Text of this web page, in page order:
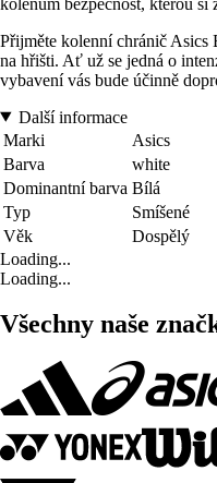
Přijměte kolenní chránič Asics
na hřišti. Ať už se jedná o
vybavení vás bude účinně
Další informace
Marki
Asics
Barva
white
Dominantní barva Bílá
Typ
Smíšené
Věk
Dospělý
Loading...
Loading...
Všechny naše